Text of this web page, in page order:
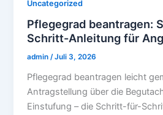
Uncategorized
Pflegegrad beantragen:
Schritt-Anleitung für
admin/Juli 3, 2026
Pflegegrad beantragen leicht
Antragstellung über die
Einstufung – die Schritt-für-